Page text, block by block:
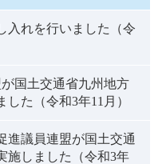
入れを行いました（令
国土交通省九州地方
た（令和3年11月）
進議員連盟が国土交通
施しました（令和3年